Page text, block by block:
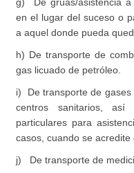
en el lugar del suceso o
a aquel donde pueda
h) De transporte de
gas licuado de petróleo.
i) De transporte de gases
centros sanitarios,
particulares para
casos, cuando se acredite
j) De transporte de